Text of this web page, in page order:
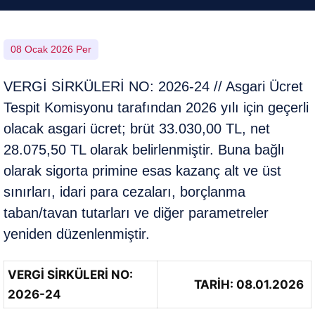
08 Ocak 2026 Per
VERGİ SİRKÜLERİ NO: 2026-24 // Asgari Ücret
Tespit Komisyonu tarafından 2026 yılı için geçerli
olacak asgari ücret; brüt 33.030,00 TL, net
28.075,50 TL olarak belirlenmiştir. Buna bağlı
olarak sigorta primine esas kazanç alt ve üst
sınırları, idari para cezaları, borçlanma
taban/tavan tutarları ve diğer parametreler
yeniden düzenlenmiştir.
VERGİ SİRKÜLERİ NO:
2026-24
TARİH: 08.01.2026